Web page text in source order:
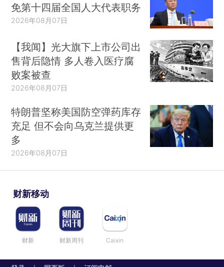
免第十四届全国人大代表职务
2026年08月07日
【我闻】光大旗下上市公司出
售背后隐情 多人卷入医疗腐
败案被查
2026年08月07日
特朗普坚称美国防空弹药库存
充足 但不会向乌克兰提供更
多
2026年08月07日
财新移动
财新 财新周刊 Caixin